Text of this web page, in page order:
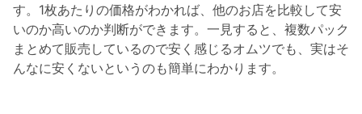
す。1枚あたりの価格がわかれば、他のお店を比較して安
いのか高いのか判断ができます。一見すると、複数パック
まとめて販売しているので安く感じるオムツでも、実はそ
んなに安くないというのも簡単にわかります。